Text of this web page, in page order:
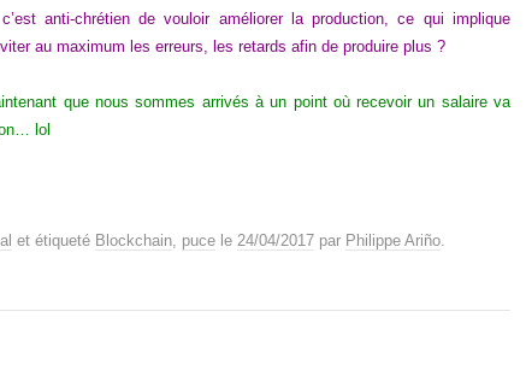
anti-chrétien de vouloir améliorer la production, ce qui implique
au maximum les erreurs, les retards afin de produire plus ?
que nous sommes arrivés à un point où recevoir un salaire va
lol
et étiqueté Blockchain, puce le 24/04/2017 par Philippe Ariño.